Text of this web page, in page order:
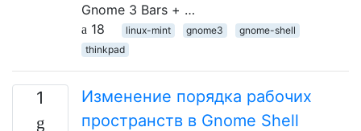
Gnome 3 Bars + …
18
linux-mint gnome3
gnome-shell
thinkpad
1
Изменение порядка рабочих
пространств в Gnome Shell